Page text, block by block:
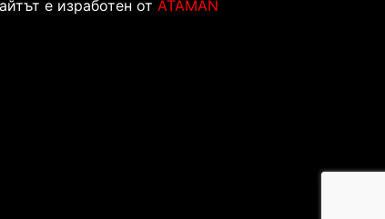
е изработен от ATAMAN